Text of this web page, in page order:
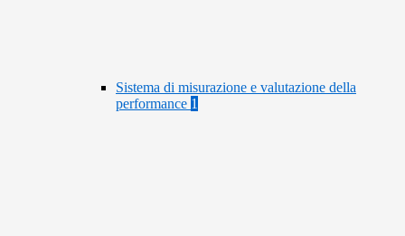
Sistema di misurazione e valutazione della
performance 1